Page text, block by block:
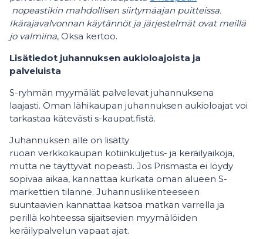
nopeastikin mahdollisen siirtymäajan puitteissa.
Ikärajavalvonnan käytännöt ja järjestelmät ovat meillä
jo valmiina, Oksa kertoo.
Lisätiedot juhannuksen aukioloajoista ja
palveluista
S-ryhmän myymälät palvelevat juhannuksena
laajasti. Oman lähikaupan juhannuksen aukioloajat voi
tarkastaa kätevästi s-kaupat.fistä.
Juhannuksen alle on lisätty
ruoan verkkokaupan kotiinkuljetus- ja keräilyaikoja,
mutta ne täyttyvät nopeasti. Jos Prismasta ei löydy
sopivaa aikaa, kannattaa kurkata oman alueen S-
markettien tilanne. Juhannusliikenteeseen
suuntaavien kannattaa katsoa matkan varrella ja
perillä kohteessa sijaitsevien myymälöiden
keräilypalvelun vapaat ajat.